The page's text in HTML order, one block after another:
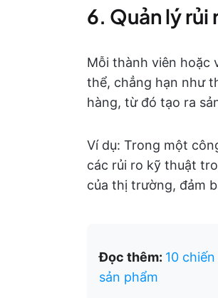
6. Quản lý rủi
Mỗi thành viên hoặc
thể, chẳng hạn như
hàng, từ đó tạo ra
Ví dụ: Trong một
các rủi ro kỹ thuật
của thị trường, đảm
Đọc thêm: 10
sản phẩm